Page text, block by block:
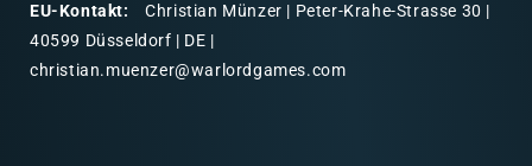
EU-Kontakt:
Christian Münzer | Peter-Krahe-Strasse 30 |
40599 Düsseldorf | DE |
christian.muenzer@warlordgames.com